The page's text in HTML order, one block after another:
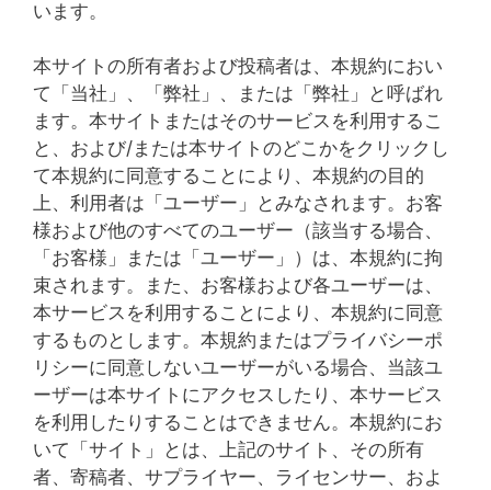
います。
本サイトの所有者および投稿者は、本規約におい
て「当社」、「弊社」、または「弊社」と呼ばれ
ます。本サイトまたはそのサービスを利用するこ
と、および/または本サイトのどこかをクリックし
て本規約に同意することにより、本規約の目的
上、利用者は「ユーザー」とみなされます。お客
様および他のすべてのユーザー（該当する場合、
「お客様」または「ユーザー」）は、本規約に拘
束されます。また、お客様および各ユーザーは、
本サービスを利用することにより、本規約に同意
するものとします。本規約またはプライバシーポ
リシーに同意しないユーザーがいる場合、当該ユ
ーザーは本サイトにアクセスしたり、本サービス
を利用したりすることはできません。本規約にお
いて「サイト」とは、上記のサイト、その所有
者、寄稿者、サプライヤー、ライセンサー、およ